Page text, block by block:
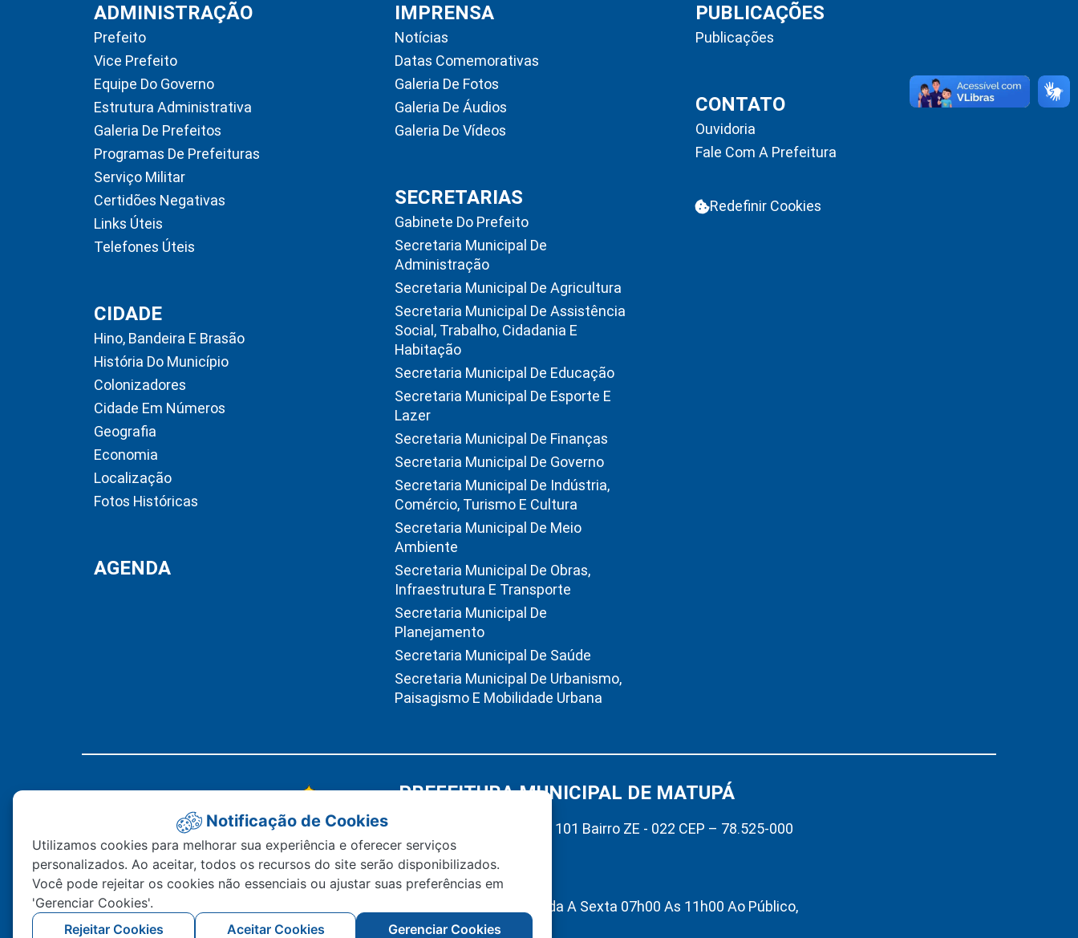
ADMINISTRAÇÃO
Prefeito
Vice Prefeito
Equipe Do Governo
Estrutura Administrativa
Galeria De Prefeitos
Programas De Prefeituras
Serviço Militar
Certidões Negativas
Links Úteis
Telefones Úteis
CIDADE
Hino, Bandeira E Brasão
História Do Município
Colonizadores
Cidade Em Números
Geografia
Economia
Localização
Fotos Históricas
AGENDA
IMPRENSA
Notícias
Datas Comemorativas
Galeria De Fotos
Galeria De Áudios
Galeria De Vídeos
SECRETARIAS
Gabinete Do Prefeito
Secretaria Municipal De
Administração
Secretaria Municipal De Agricultura
Secretaria Municipal De Assistência
Social, Trabalho, Cidadania E
Habitação
Secretaria Municipal De Educação
Secretaria Municipal De Esporte E
Lazer
Secretaria Municipal De Finanças
Secretaria Municipal De Governo
Secretaria Municipal De Indústria,
Comércio, Turismo E Cultura
Secretaria Municipal De Meio
Ambiente
Secretaria Municipal De Obras,
Infraestrutura E Transporte
Secretaria Municipal De
Planejamento
Secretaria Municipal De Saúde
Secretaria Municipal De Urbanismo,
Paisagismo E Mobilidade Urbana
PUBLICAÇÕES
Publicações
CONTATO
Ouvidoria
Fale Com A Prefeitura
Redefinir Cookies
PREFEITURA MUNICIPAL DE MATUPÁ
Av. Hermínio Ometto Nº 101 Bairro ZE - 022 CEP – 78.525-000
Matupá-MT
(66) 99222-2560
Atendimento De Segunda A Sexta 07h00 As 11h00 Ao Público,
Interno 13h00 As 17h00
Notificação de Cookies
Utilizamos cookies para melhorar sua experiência e oferecer serviços
personalizados. Ao aceitar, todos os recursos do site serão disponibilizados.
Você pode rejeitar os cookies não essenciais ou ajustar suas preferências em
'Gerenciar Cookies'.
Rejeitar Cookies
Aceitar Cookies Gerenciar Cookies